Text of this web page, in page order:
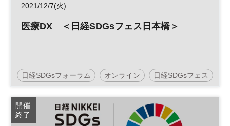
2021/12/7(火)
医療DX ＜日経SDGsフェス日本橋＞
日経SDGsフォーラム オンライン 日経SDGsフェス
データ活用 医療 SDGs
DX
開催
終了